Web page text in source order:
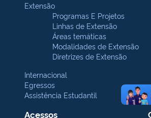
Extensão
Programas E Projetos
Linhas de Extensão
Áreas temáticas
Modalidades de Extensão
Diretrizes de Extensão
Internacional
Egressos
Assistência Estudantil
Acessos